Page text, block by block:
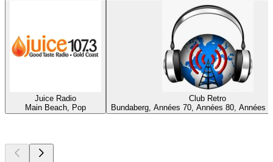
Juice Radio
Main Beach, Pop
Club Retro
Bundaberg, Années 70, Années 80, Années